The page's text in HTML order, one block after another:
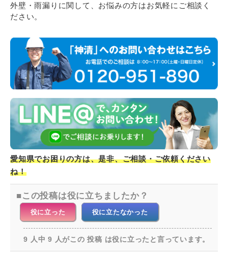
外壁・雨漏りに関して、お悩みの方はお気軽にご相談く
ださい。
愛知県でお困りの方は、是非、ご相談・ご依頼ください
ね！
この投稿は役に立ちましたか？
役に立った 役に立たなかった
9 人中 9 人がこの 投稿 は役に立ったと言っています。